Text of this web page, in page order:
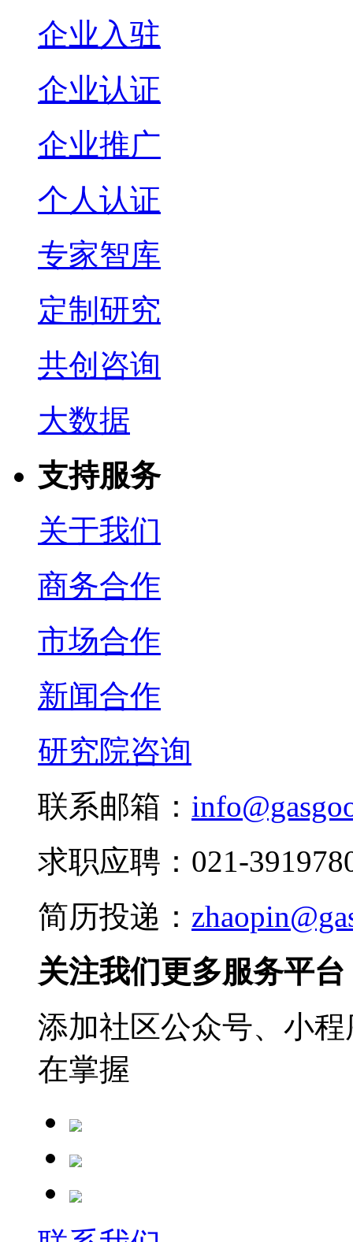
企业入驻
企业认证
企业推广
个人认证
专家智库
定制研究
共创咨询
大数据
支持服务
关于我们
商务合作
市场合作
新闻合作
研究院咨询
联系邮箱：
求职应聘：021-
简历投递：
关注我们更多服务平台
添加社区公众号、小
在掌握